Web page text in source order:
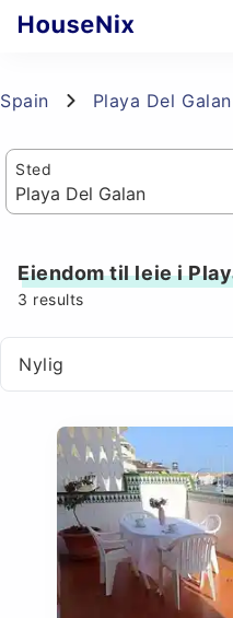
Spain Playa Del Galan
Sted
Eiendom til leie i
3 results
Nylig